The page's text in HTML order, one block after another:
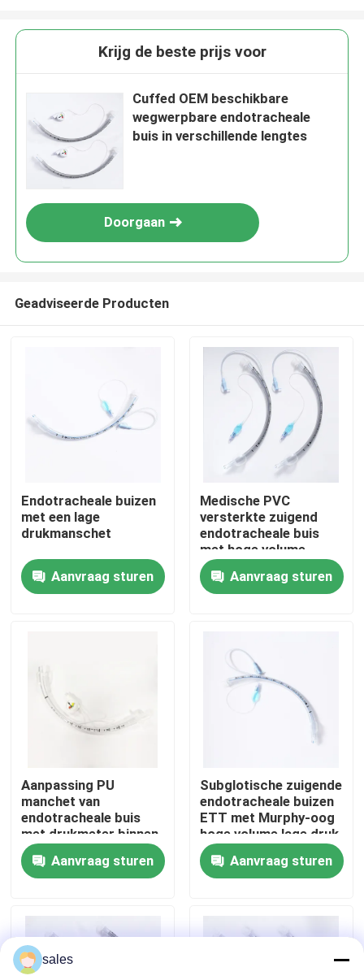
Thuis
Producten
Over ons
Fabrieksreis
Kwaliteitscontrole
Contacteer ons
Vraag een offerte aan
ET Buisluchtroute
Laryngeal Maskerluchtroute
Krijg de beste prijs voor
Cuffed OEM beschikbare
wegwerpbare endotracheale
buis in verschillende lengtes
Doorgaan
Geadviseerde Producten
Endotracheale buizen
met een lage
drukmanschet
Aanvraag sturen
Medische PVC
versterkte zuigend
endotracheale buis
met hoge volume
manchet ETT PU met
drukmeterAanvraag sturen
Aanpassing PU
manchet van
endotracheale buis
met drukmeter binnen
de manchet
Aanvraag sturen
Subglotische zuigende
endotracheale buizen
ETT met Murphy-oog
hoge volume lage druk
manchet
Aanvraag sturen
sales